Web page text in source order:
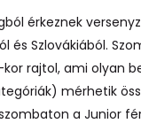
érkeznek
és Szlovákiából.
rajtol, ami olyan
mérhetik
a Junior